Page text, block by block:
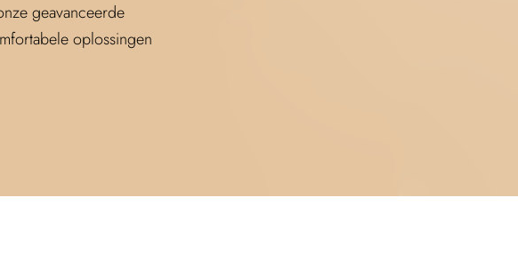
geavanceerde
oplossingen